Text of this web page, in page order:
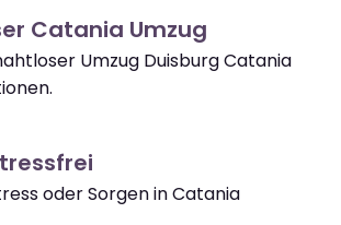
Catania Umzug
Umzug Duisburg Catania
oder Sorgen in Catania